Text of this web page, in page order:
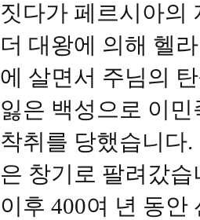
짓다가 페르시아의
더 대왕에 의해 헬
에 살면서 주님의
잃은 백성으로 이
착취를 당했습니다
은 창기로 팔려갔
이후 400여 년 동